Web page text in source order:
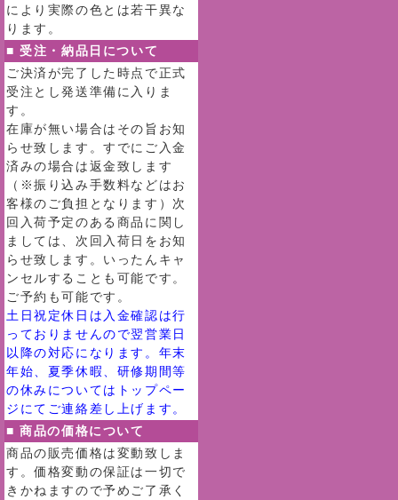
により実際の色とは若干異な
ります。
■ 受注・納品日について
ご決済が完了した時点で正式
受注とし発送準備に入りま
す。
在庫が無い場合はその旨お知
らせ致します。すでにご入金
済みの場合は返金致します
（※振り込み手数料などはお
客様のご負担となります）次
回入荷予定のある商品に関し
ましては、次回入荷日をお知
らせ致します。いったんキャ
ンセルすることも可能です。
ご予約も可能です。
土日祝定休日は入金確認は行
っておりませんので翌営業日
以降の対応になります。年末
年始、夏季休暇、研修期間等
の休みについてはトップペー
ジにてご連絡差し上げます。
■ 商品の価格について
商品の販売価格は変動致しま
す。価格変動の保証は一切で
きかねますので予めご了承く